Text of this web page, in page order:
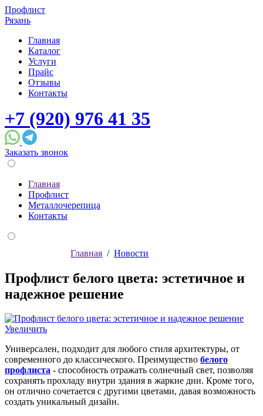
Профлист
Рязань
Главная
Каталог
Услуги
Прайс
Отзывы
Контакты
+7 (920) 976 41 35
Заказать звонок
Главная
Профлист
Металлочерепица
Контакты
Главная /Новости
Профлист белого цвета: эстетичное и
надежное решение
Увеличить
Универсален, подходит для любого стиля архитектуры, от
современного до классического. Преимущество белого
профлиста - способность отражать солнечный свет, позволяя
сохранять прохладу внутри здания в жаркие дни. Кроме того,
он отлично сочетается с другими цветами, давая возможность
создать уникальный дизайн.